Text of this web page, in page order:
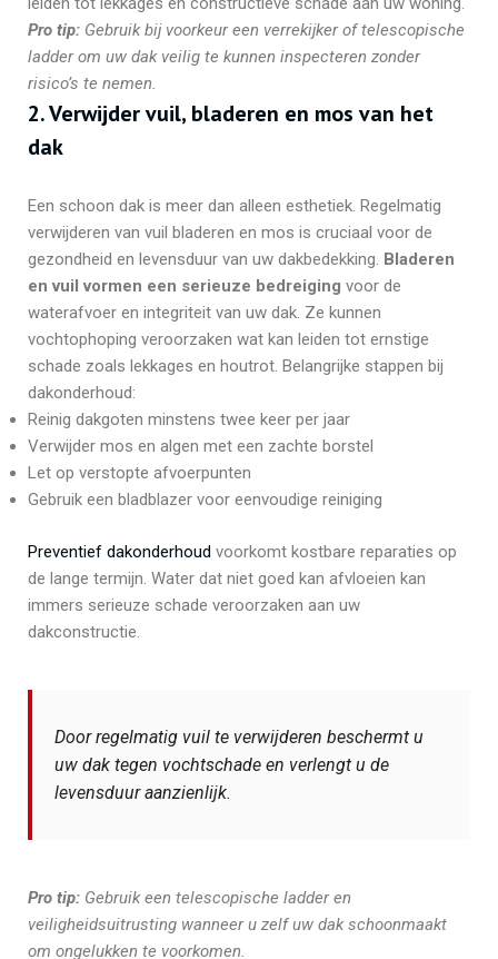
Pro tip: Gebruik bij voorkeur een verrekijker of telescopische
ladder om uw dak veilig te kunnen inspecteren zonder
risico’s te nemen.
2. Verwijder vuil, bladeren en mos van het
dak
Een schoon dak is meer dan alleen esthetiek. Regelmatig
verwijderen van vuil bladeren en mos is cruciaal voor de
gezondheid en levensduur van uw dakbedekking. Bladeren
en vuil vormen een serieuze bedreiging voor de
waterafvoer en integriteit van uw dak. Ze kunnen
vochtophoping veroorzaken wat kan leiden tot ernstige
schade zoals lekkages en houtrot. Belangrijke stappen bij
dakonderhoud:
Reinig dakgoten minstens twee keer per jaar
Verwijder mos en algen met een zachte borstel
Let op verstopte afvoerpunten
Gebruik een bladblazer voor eenvoudige reiniging
Preventief dakonderhoud voorkomt kostbare reparaties op
de lange termijn. Water dat niet goed kan afvloeien kan
immers serieuze schade veroorzaken aan uw
dakconstructie.
Door regelmatig vuil te verwijderen beschermt u
uw dak tegen vochtschade en verlengt u de
levensduur aanzienlijk.
Pro tip: Gebruik een telescopische ladder en
veiligheidsuitrusting wanneer u zelf uw dak schoonmaakt
om ongelukken te voorkomen.